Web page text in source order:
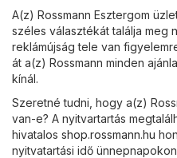
A(z) Rossmann Esztergom
széles választékát találja meg
reklámújság tele van
át a(z) Rossmann minden
kínál.
Szeretné tudni, hogy a(z)
van-e? A nyitvartartás
hivatalos shop.rossmann.hu
nyitvatartási idő